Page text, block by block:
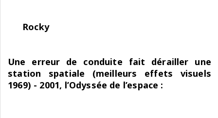
Rocky
Une erreur de conduite fait dérailler une
station spatiale (meilleurs effets visuels
1969) - 2001, l’Odyssée de l’espace :